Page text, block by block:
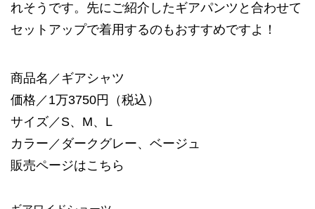
れそうです。先にご紹介したギアパンツと合わせて
セットアップで着用するのもおすすめですよ！
商品名／ギアシャツ
価格／1万3750円（税込）
サイズ／S、M、L
カラー／ダークグレー、ベージュ
販売ページはこちら